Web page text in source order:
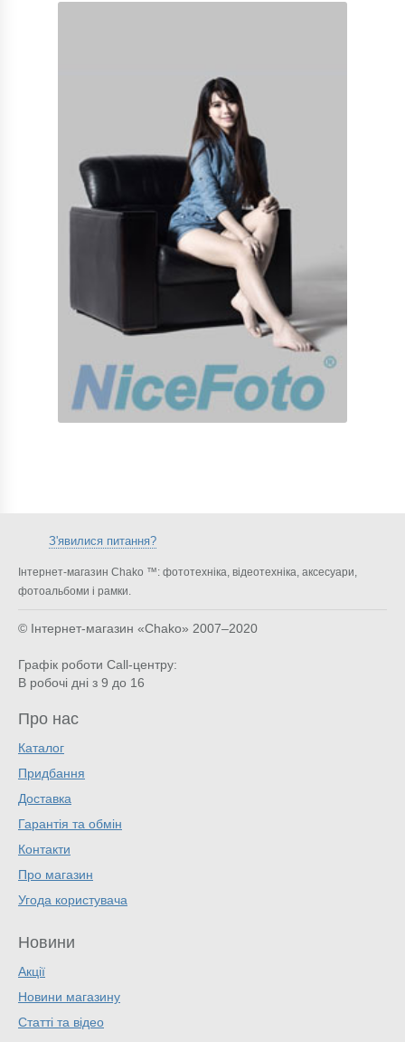
З'явилися питання?
Інтернет-магазин Chako ™: фототехніка, відеотехніка, аксесуари,
фотоальбоми і рамки.
© Інтернет-магазин «Chako» 2007–2020
Графік роботи Call-центру:
В робочі дні з 9 до 16
Про нас
Каталог
Придбання
Доставка
Гарантія та обмін
Контакти
Про магазин
Угода користувача
Новини
Акції
Новини магазину
Статті та відео